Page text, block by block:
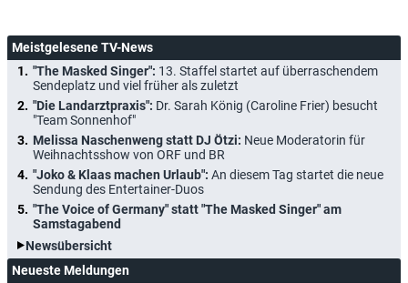
Meistgelesene TV-News
"The Masked Singer": 13. Staffel startet auf überraschendem
Sendeplatz und viel früher als zuletzt
"Die Landarztpraxis": Dr. Sarah König (Caroline Frier) besucht
"Team Sonnenhof"
Melissa Naschenweng statt DJ Ötzi: Neue Moderatorin für
Weihnachtsshow von ORF und BR
"Joko & Klaas machen Urlaub": An diesem Tag startet die neue
Sendung des Entertainer-Duos
"The Voice of Germany" statt "The Masked Singer" am
Samstagabend
Newsübersicht
Neueste Meldungen